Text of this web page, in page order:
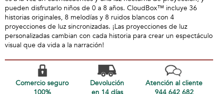
pueden disfrutarlo niños de 0 a 8 años. CloudBox™ incluye 36
historias originales, 8 melodías y 8 ruidos blancos con 4
proyecciones de luz sincronizadas. ¡Las proyecciones de luz
personalizadas cambian con cada historia para crear un espectáculo
visual que da vida a la narración!
Comercio seguro
Devolución
Atención al cliente